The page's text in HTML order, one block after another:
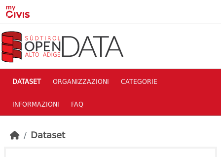
Skip to main content
DATASET ORGANIZZAZIONI CATEGORIE
INFORMAZIONI FAQ
Dataset